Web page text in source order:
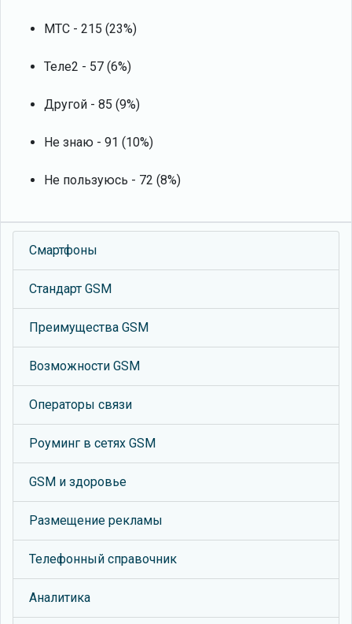
МТС - 215 (23%)
Теле2 - 57 (6%)
Другой - 85 (9%)
Не знаю - 91 (10%)
Не пользуюсь - 72 (8%)
Смартфоны
Стандарт GSM
Преимущества GSM
Возможности GSM
Операторы связи
Роуминг в сетях GSM
GSM и здоровье
Размещение рекламы
Телефонный справочник
Аналитика